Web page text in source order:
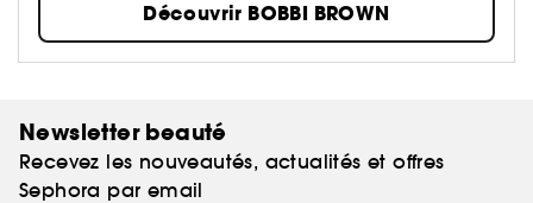
pour le teint, les yeux, les lèvres qui mettent en valeur
plutôt que de masquer; et des soins au résultat
instantané pour un maquillage éclatant.
Découvrir BOBBI BROWN
Newsletter beauté
Recevez les nouveautés, actualités et offres
Sephora par email